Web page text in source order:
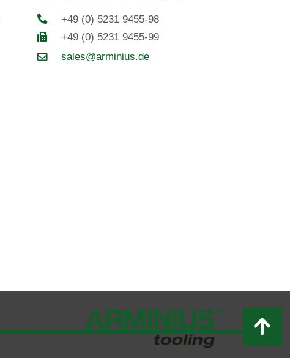
+49 (0) 5231 9455-98
+49 (0) 5231 9455-99
sales@arminius.de